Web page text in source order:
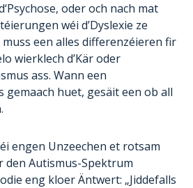
oder och nach mat
wéi d’Dyslexie ze
muss een alles differenzéieren fir
wierklech d’Kär oder
ass. Wann een
gemaach huet, gesäit een ob all
engen Unzeechen et rotsam
den Autismus-Spektrum
eng kloer Äntwert: „Jiddefalls